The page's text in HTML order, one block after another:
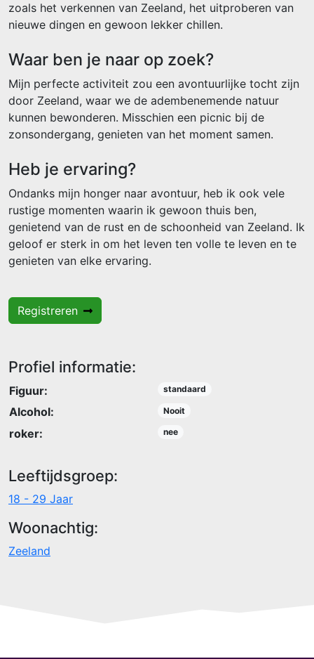
zoals het verkennen van Zeeland, het uitproberen van
nieuwe dingen en gewoon lekker chillen.
Waar ben je naar op zoek?
Mijn perfecte activiteit zou een avontuurlijke tocht zijn
door Zeeland, waar we de adembenemende natuur
kunnen bewonderen. Misschien een picnic bij de
zonsondergang, genieten van het moment samen.
Heb je ervaring?
Ondanks mijn honger naar avontuur, heb ik ook vele
rustige momenten waarin ik gewoon thuis ben,
genietend van de rust en de schoonheid van Zeeland. Ik
geloof er sterk in om het leven ten volle te leven en te
genieten van elke ervaring.
Registreren
Profiel informatie:
Figuur: standaard
Alcohol: Nooit
roker: nee
Leeftijdsgroep:
18 - 29 Jaar
Woonachtig:
Zeeland